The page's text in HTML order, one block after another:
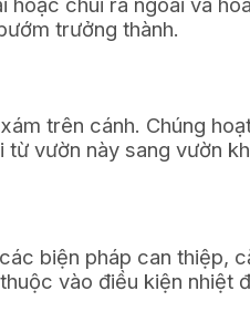
chui ra ngoài và
trưởng thành.
trên cánh. Chúng
từ vườn này sang vườn
biện pháp can thiệp,
vào điều kiện nhiệt